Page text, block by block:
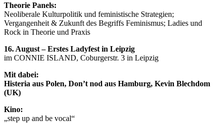
Theorie Panels:
Neoliberale Kulturpolitik und feministische Strategien;
Vergangenheit & Zukunft des Begriffs Feminismus; Ladies und
Rock in Theorie und Praxis
16. August – Erstes Ladyfest in Leipzig
im CONNIE ISLAND, Coburgerstr. 3 in Leipzig
Mit dabei:
Histeria aus Polen, Don’t nod aus Hamburg, Kevin Blechdom
(UK)
Kino:
„step up and be vocal“